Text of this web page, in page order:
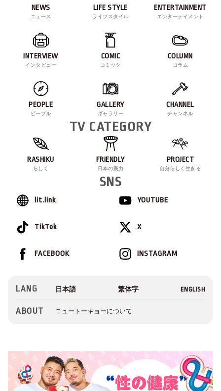
NEWS
ニュース
LIFE STYLE
ライフスタイル
ENTERTAINMENT
エンターテイメント
INTERVIEW
インタビュー
COMIC
コミック
COLUMN
コラム
PEOPLE
ピープル
GALLERY
ギャラリー
CHANNEL
チャンネル
TV CATEGORY
RASHIKU
らしく
FRIENDLY
日本の底力
PROJECT
自分らしく生きる
SNS
lit.link YOUTUBE
TikTok X
INSTAGRAM
FACEBOOK
LANG
ABOUT ニュートーキョーについて